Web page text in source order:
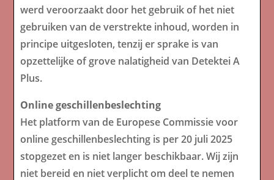
werd veroorzaakt door het gebruik of het niet
gebruiken van de verstrekte inhoud, worden in
principe uitgesloten, tenzij er sprake is van
opzettelijke of grove nalatigheid van Detektei A
Plus.
Online geschillenbeslechting
Het platform van de Europese Commissie voor
online geschillenbeslechting is per 20 juli 2025
stopgezet en is niet langer beschikbaar. Wij zijn
niet bereid en niet verplicht om deel te nemen